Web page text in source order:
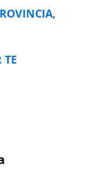
TE